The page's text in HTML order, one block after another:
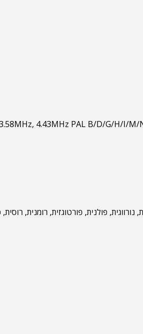
נורווגית, פולנית, פורטוגזית, רומנית,